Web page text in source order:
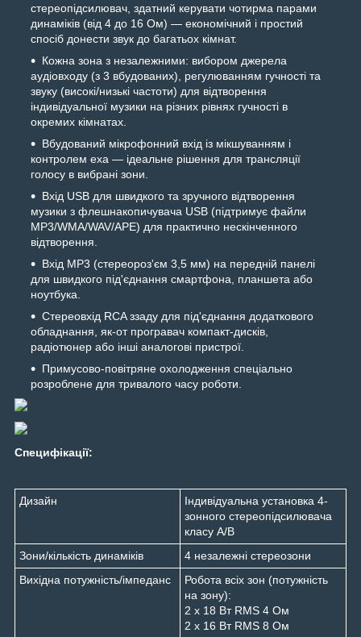
стереопідсилювач, здатний керувати чотирма парами
динаміків (від 4 до 16 Ом) — економічний і простий
спосіб донести звук до багатьох кімнат.
Кожна зона з незалежними: вибором джерела
аудіовходу (з 3 вбудованих), регулюванням гучності та
звуку (високі/низькі частоти) для відтворення
індивідуальної музики на різних рівнях гучності в
окремих кімнатах.
Вбудований мікрофонний вхід із мікшуванням і
контролем еха — ідеальне рішення для трансляції
голосу в вибрані зони.
Вхід USB для швидкого та зручного відтворення
музики з флешнакопичувача USB (підтримує файли
MP3/WMA/WAV/APE) для практично нескінченного
відтворення.
Вхід MP3 (стереороз'єм 3,5 мм) на передній панелі
для швидкого під'єднання смартфона, планшета або
ноутбука.
Стереовхід RCA ззаду для під'єднання додаткового
обладнання, як-от програвач компакт-дисків,
радіотюнер або інші аналогові пристрої.
Примусово-повітряне охолодження спеціально
розроблене для тривалого часу роботи.
Специфікації:
Дизайн
Індивідуальна установка 4-
зонного стереопідсилювача
класу A/B
Зони/кількість динаміків
4 незалежні стереозони
Вихідна потужність/імпеданс
Робота всіх зон (потужність
на зону):
2 x 18 Вт RMS 4 Ом
2 x 16 Вт RMS 8 Ом